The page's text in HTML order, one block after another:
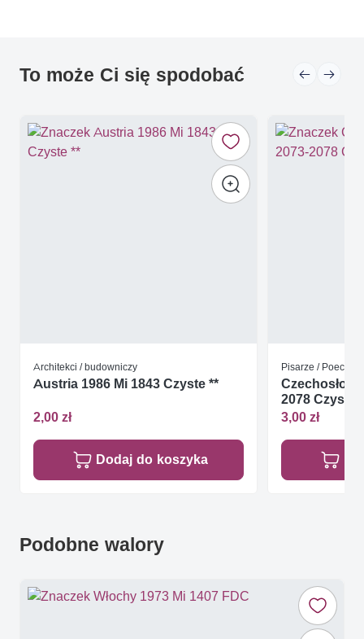
To może Ci się spodobać
Architekci / budowniczy
Austria 1986 Mi 1843 Czyste **
2,00 zł
Dodaj do koszyka
Pisarze / Poeci
2078 Czyste
3,00 zł
Podobne walory